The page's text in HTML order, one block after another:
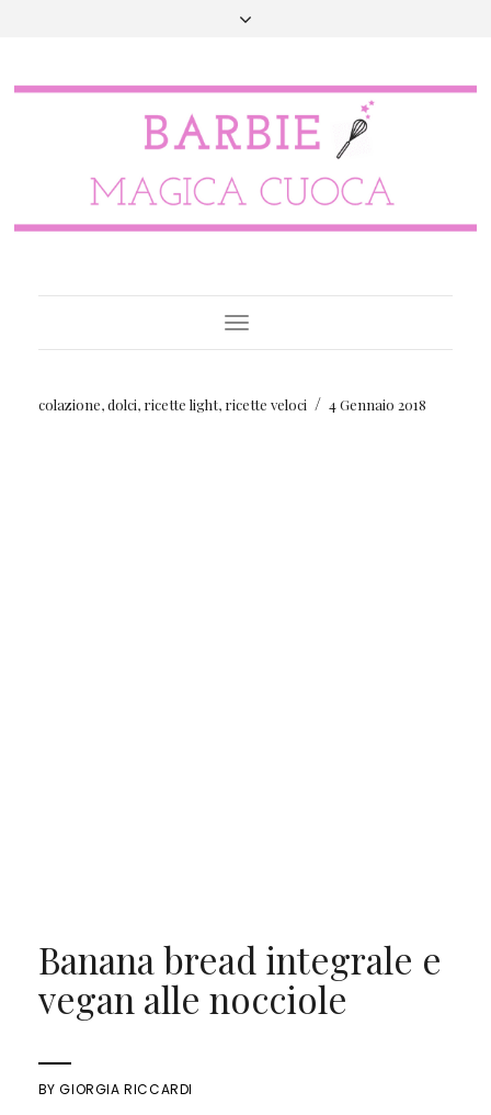
Toggle
Navigation
colazione,dolci, ricette light, ricette veloci / 4 Gennaio 2018
Banana bread integrale e
vegan alle nocciole
BYGIORGIA RICCARDI